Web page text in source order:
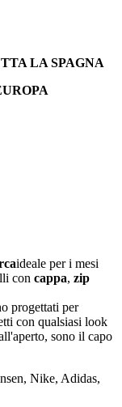
LA SPAGNA
ideale per i mesi
con cappa, zip
progettati per
con qualsiasi look
sono il capo
Nike, Adidas,